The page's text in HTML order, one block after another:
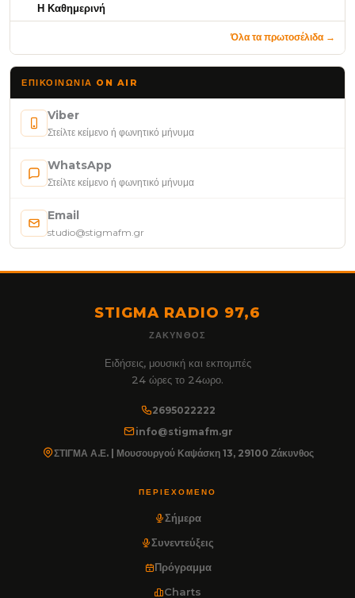
Η Καθημερινή
Όλα τα πρωτοσέλιδα →
ΕΠΙΚΟΙΝΩΝΊΑ ON AIR
Viber
Στείλτε κείμενο ή φωνητικό μήνυμα
WhatsApp
Στείλτε κείμενο ή φωνητικό μήνυμα
Email
studio@stigmafm.gr
STIGMA RADIO 97,6
ΖΆΚΥΝΘΟΣ
Ειδήσεις, μουσική και εκπομπές
24 ώρες το 24ωρο.
2695022222
info@stigmafm.gr
ΣΤΙΓΜΑ Α.Ε. | Μουσουργού Καψάσκη 13, 29100 Ζάκυνθος
ΠΕΡΙΕΧΌΜΕΝΟ
Σήμερα
Συνεντεύξεις
Πρόγραμμα
Charts